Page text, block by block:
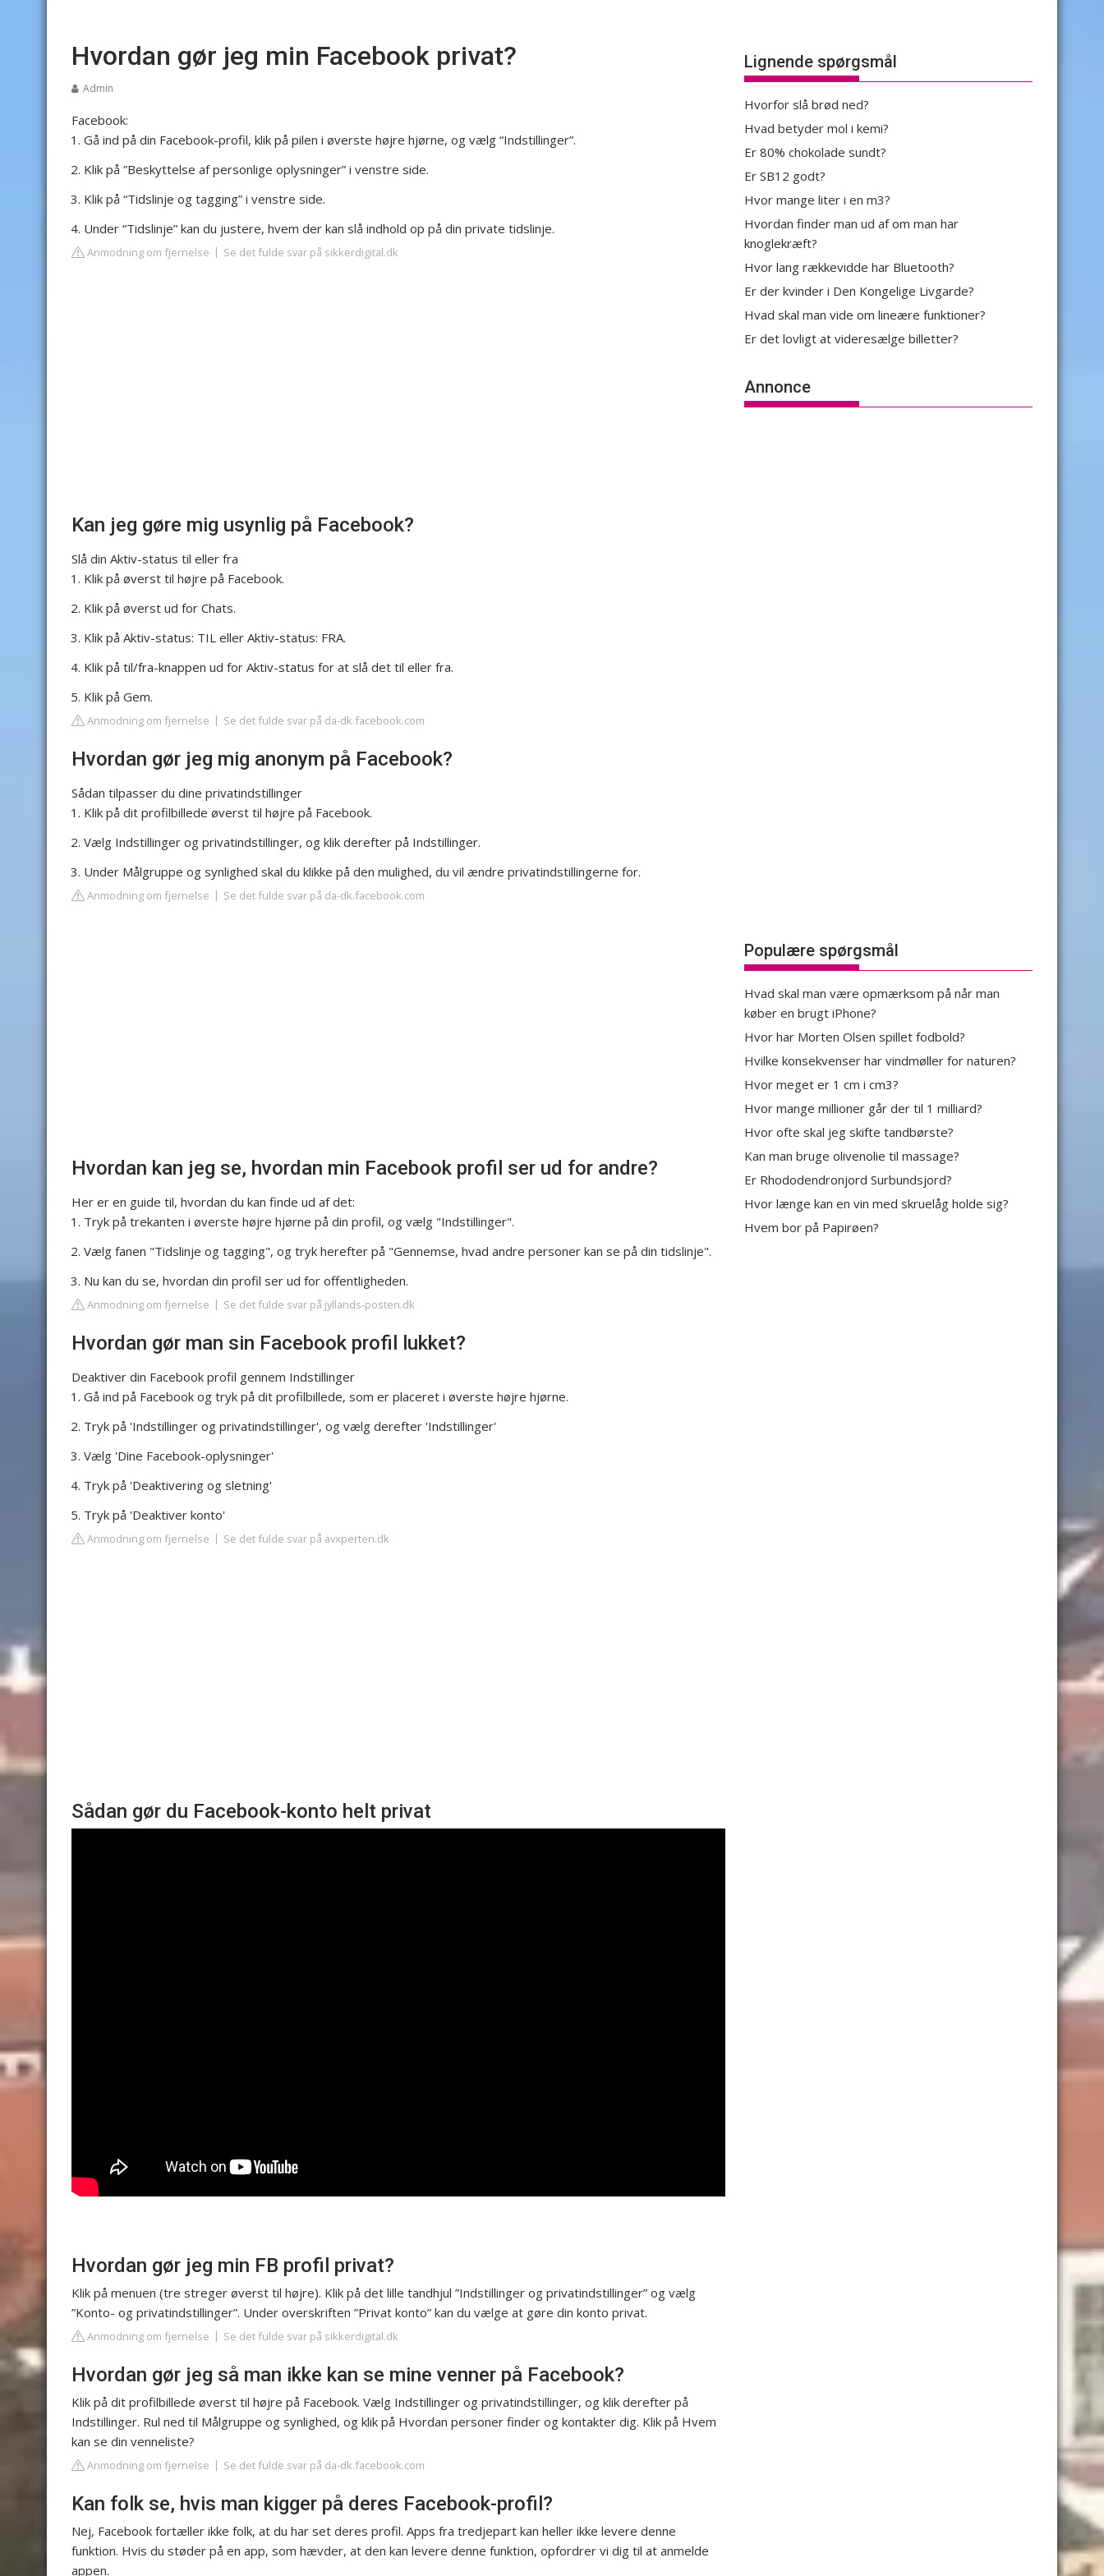
Hvordan gør jeg min Facebook privat?
Admin
Facebook:
Gå ind på din Facebook-profil, klik på pilen i øverste højre hjørne, og vælg “Indstillinger”.
Klik på ”Beskyttelse af personlige oplysninger” i venstre side.
Klik på “Tidslinje og tagging” i venstre side.
Under “Tidslinje” kan du justere, hvem der kan slå indhold op på din private tidslinje.
Anmodning om fjernelse Se det fulde svar på sikkerdigital.dk
Kan jeg gøre mig usynlig på Facebook?
Slå din Aktiv-status til eller fra
Klik på øverst til højre på Facebook.
Klik på øverst ud for Chats.
Klik på Aktiv-status: TIL eller Aktiv-status: FRA.
Klik på til/fra-knappen ud for Aktiv-status for at slå det til eller fra.
Klik på Gem.
Anmodning om fjernelse Se det fulde svar på da-dk.facebook.com
Hvordan gør jeg mig anonym på Facebook?
Sådan tilpasser du dine privatindstillinger
Klik på dit profilbillede øverst til højre på Facebook.
Vælg Indstillinger og privatindstillinger, og klik derefter på Indstillinger.
Under Målgruppe og synlighed skal du klikke på den mulighed, du vil ændre privatindstillingerne for.
Anmodning om fjernelse Se det fulde svar på da-dk.facebook.com
Hvordan kan jeg se, hvordan min Facebook profil ser ud for andre?
Her er en guide til, hvordan du kan finde ud af det:
Tryk på trekanten i øverste højre hjørne på din profil, og vælg "Indstillinger".
Vælg fanen "Tidslinje og tagging", og tryk herefter på "Gennemse, hvad andre personer kan se på din tidslinje".
Nu kan du se, hvordan din profil ser ud for offentligheden.
Anmodning om fjernelse Se det fulde svar på jyllands-posten.dk
Hvordan gør man sin Facebook profil lukket?
Deaktiver din Facebook profil gennem Indstillinger
Gå ind på Facebook og tryk på dit profilbillede, som er placeret i øverste højre hjørne.
Tryk på 'Indstillinger og privatindstillinger', og vælg derefter 'Indstillinger'
Vælg 'Dine Facebook-oplysninger'
Tryk på 'Deaktivering og sletning'
Tryk på 'Deaktiver konto'
Anmodning om fjernelse Se det fulde svar på avxperten.dk
Sådan gør du Facebook-konto helt privat
Hvordan gør jeg min FB profil privat?
Klik på menuen (tre streger øverst til højre). Klik på det lille tandhjul ”Indstillinger og privatindstillinger” og vælg
”Konto- og privatindstillinger”. Under overskriften ”Privat konto” kan du vælge at gøre din konto privat.
Anmodning om fjernelse Se det fulde svar på sikkerdigital.dk
Hvordan gør jeg så man ikke kan se mine venner på Facebook?
Klik på dit profilbillede øverst til højre på Facebook. Vælg Indstillinger og privatindstillinger, og klik derefter på
Indstillinger. Rul ned til Målgruppe og synlighed, og klik på Hvordan personer finder og kontakter dig. Klik på Hvem
kan se din venneliste?
Anmodning om fjernelse Se det fulde svar på da-dk.facebook.com
Kan folk se, hvis man kigger på deres Facebook-profil?
Nej, Facebook fortæller ikke folk, at du har set deres profil. Apps fra tredjepart kan heller ikke levere denne
funktion. Hvis du støder på en app, som hævder, at den kan levere denne funktion, opfordrer vi dig til at anmelde
appen.
Lignende spørgsmål
Hvorfor slå brød ned?
Hvad betyder mol i kemi?
Er 80% chokolade sundt?
Er SB12 godt?
Hvor mange liter i en m3?
Hvordan finder man ud af om man har
knoglekræft?
Hvor lang rækkevidde har Bluetooth?
Er der kvinder i Den Kongelige Livgarde?
Hvad skal man vide om lineære funktioner?
Er det lovligt at videresælge billetter?
Annonce
Populære spørgsmål
Hvad skal man være opmærksom på når man
køber en brugt iPhone?
Hvor har Morten Olsen spillet fodbold?
Hvilke konsekvenser har vindmøller for naturen?
Hvor meget er 1 cm i cm3?
Hvor mange millioner går der til 1 milliard?
Hvor ofte skal jeg skifte tandbørste?
Kan man bruge olivenolie til massage?
Er Rhododendronjord Surbundsjord?
Hvor længe kan en vin med skruelåg holde sig?
Hvem bor på Papirøen?